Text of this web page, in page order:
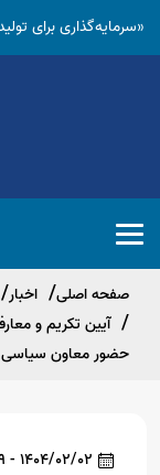
«سرمایه‌گذاری برای
صفحه اصلی اخبار
آیین تکریم و
حضور معاون سیاسی
1404/02/02 - 08:39